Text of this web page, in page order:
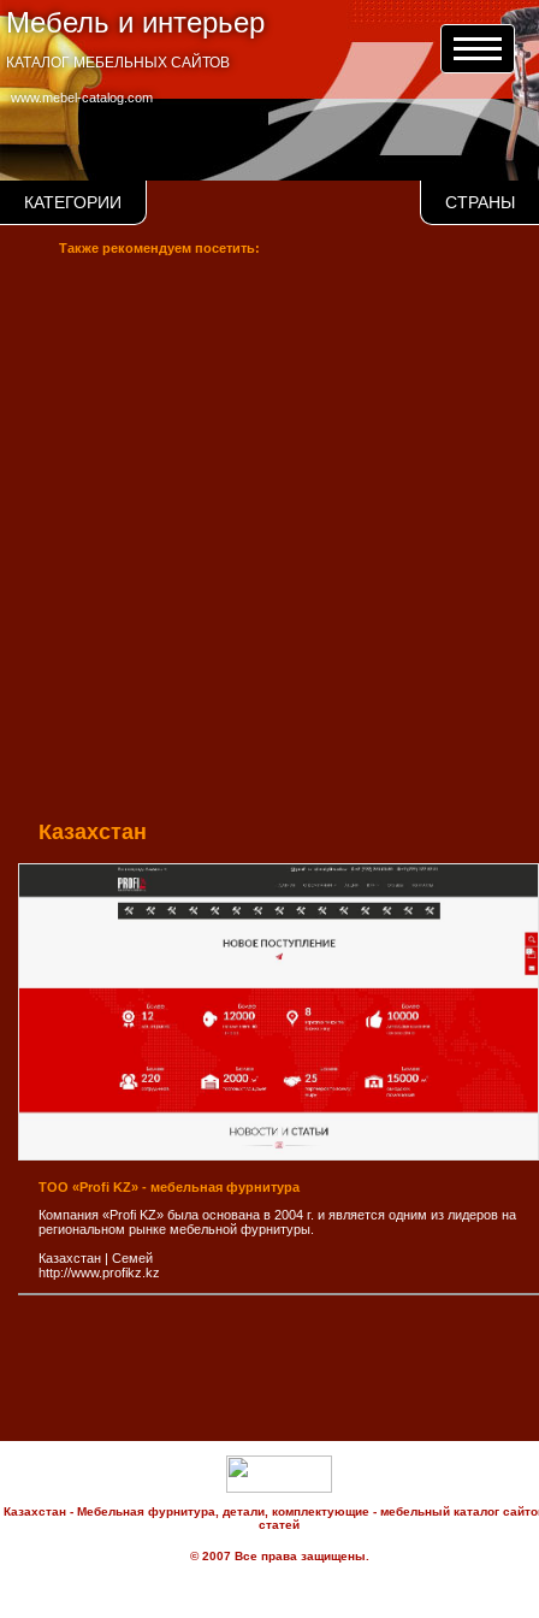
Мебель и интерьер
www.mebel-catalog.com
КАТАЛОГ МЕБЕЛЬНЫХ САЙТОВ
КАТЕГОРИИ СТРАНЫ
Также рекомендуем посетить:
Казахстан
ТОО «Profi KZ» - мебельная фурнитура
Компания «Profi KZ» была основана в 2004 г. и является одним из лидеров на
региональном рынке мебельной фурнитуры.
Казахстан | Семей
http://www.profikz.kz
Казахстан - Мебельная фурнитура, детали, комплектующие - мебельный каталог
статей
© 2007 Все права защищены.